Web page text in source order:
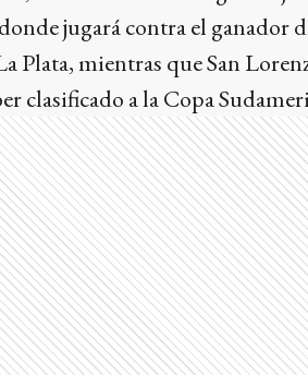
jugará contra el ganador
Plata, mientras que San
clasificado a la Copa